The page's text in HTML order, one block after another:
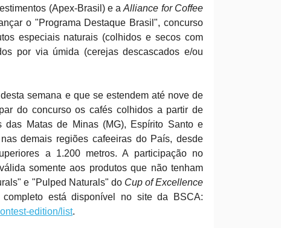
(Apex-Brasil) e aAlliance for Coffee
o "Programa Destaque Brasil", concurso
especiais naturais (colhidos e secos com
por via úmida (cerejas descascados e/ou
semana e que se estendem até nove de
do concurso os cafés colhidos a partir de
das Matas de Minas (MG), Espírito Santo e
demais regiões cafeeiras do País, desde
a 1.200 metros. A participação no
somente aos produtos que não tenham
e "Pulped Naturals" do Cup of Excellence
completo está disponível no site da BSCA:
edition/list.